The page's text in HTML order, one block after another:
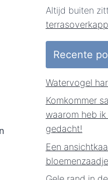
Altijd buiten
Recente
Watervogel
Komkommer
waarom heb
gedacht!
Een